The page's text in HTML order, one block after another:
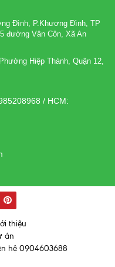
Đình, P.Khương Đình, TP
đường Vân Côn, Xã An
Hiệp Thành, Quận 12,
/ HCM:
thiệu
án
hệ 0904603688